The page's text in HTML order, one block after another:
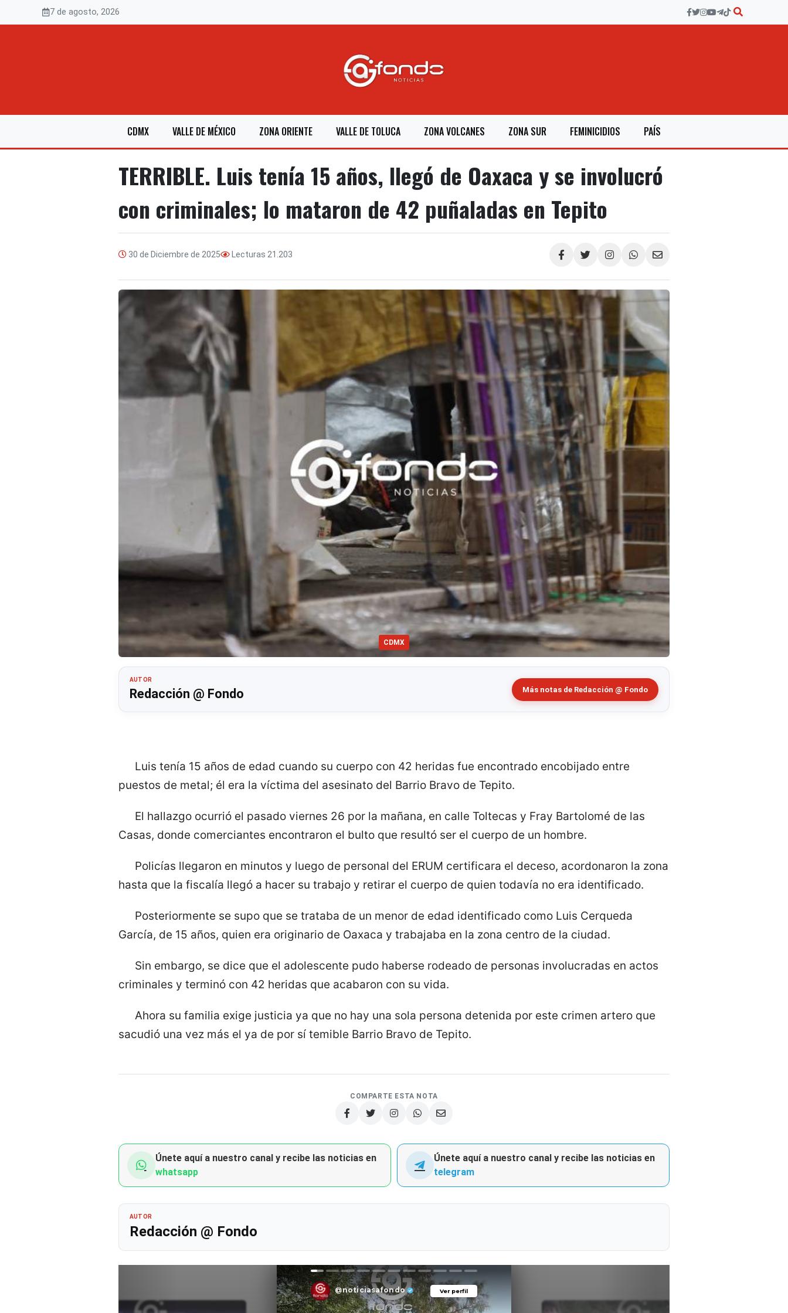
7 de agosto, 2026
CDMX VALLE DE MÉXICO ZONA ORIENTE VALLE DE TOLUCA ZONA VOLCANES ZONA SUR FEMINICIDIOS PAÍS
TERRIBLE. Luis tenía 15 años, llegó de Oaxaca y se involucró
con criminales; lo mataron de 42 puñaladas en Tepito
30 de Diciembre de 2025 Lecturas 21.203
Compartir
CDMX
AUTOR
Redacción @ Fondo Más notas de Redacción @ Fondo
Luis tenía 15 años de edad cuando su cuerpo con 42 heridas fue encontrado encobijado entre
puestos de metal; él era la víctima del asesinato del Barrio Bravo de Tepito.
El hallazgo ocurrió el pasado viernes 26 por la mañana, en calle Toltecas y Fray Bartolomé de las
Casas, donde comerciantes encontraron el bulto que resultó ser el cuerpo de un hombre.
Policías llegaron en minutos y luego de personal del ERUM certificara el deceso, acordonaron la zona
hasta que la fiscalía llegó a hacer su trabajo y retirar el cuerpo de quien todavía no era identificado.
Posteriormente se supo que se trataba de un menor de edad identificado como Luis Cerqueda
García, de 15 años, quien era originario de Oaxaca y trabajaba en la zona centro de la ciudad.
Sin embargo, se dice que el adolescente pudo haberse rodeado de personas involucradas en actos
criminales y terminó con 42 heridas que acabaron con su vida.
Ahora su familia exige justicia ya que no hay una sola persona detenida por este crimen artero que
sacudió una vez más el ya de por sí temible Barrio Bravo de Tepito.
COMPARTE ESTA NOTA
Únete aquí a nuestro canal y recibe las noticias en
whatsapp
Únete aquí a nuestro canal y recibe las noticias en
telegram
AUTOR
Redacción @ Fondo
Ver perfil
@noticiasafondo Ver perfil